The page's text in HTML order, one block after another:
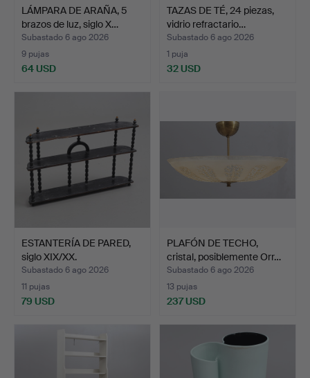
LÁMPARA DE ARAÑA, 5
brazos de luz, siglo X…
Subastado 6 ago 2026
9 pujas
64 USD
TAZAS DE TÉ, 24 piezas,
vidrio refractario…
Subastado 6 ago 2026
1 puja
32 USD
ESTANTERÍA DE PARED,
siglo XIX/XX.
Subastado 6 ago 2026
11 pujas
79 USD
PLAFÓN DE TECHO,
cristal, posiblemente Orr…
Subastado 6 ago 2026
13 pujas
237 USD